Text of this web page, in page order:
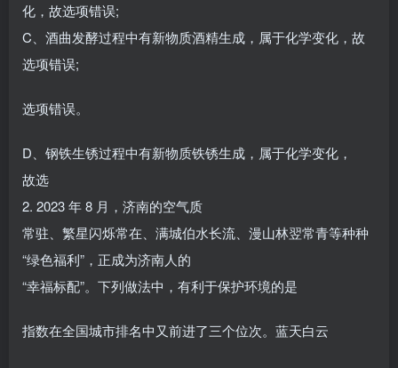
化，故选项错误;
C、酒曲发酵过程中有新物质酒精生成，属于化学变化，故
选项错误;
选项错误。
D、钢铁生锈过程中有新物质铁锈生成，属于化学变化，
故选
2. 2023 年 8 月，济南的空气质
常驻、繁星闪烁常在、满城伯水长流、漫山林翌常青等种种
“绿色福利”，正成为济南人的
“幸福标配”。下列做法中，有利于保护环境的是
指数在全国城市排名中又前进了三个位次。蓝天白云